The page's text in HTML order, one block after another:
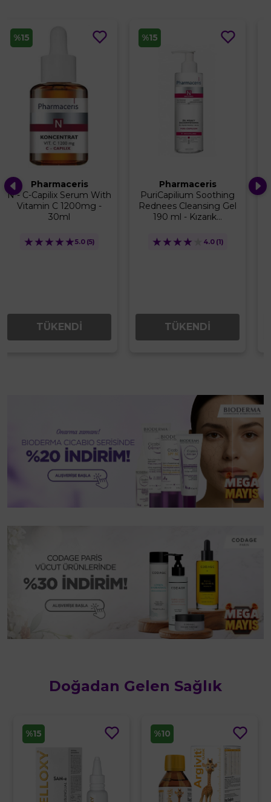
%15
Pharmaceris
PuriCapilium Soothing
Rednees Cleansing Gel
190 ml - Kızarık...
★
★
★
★
★ 4.0
TÜKENDİ
%10
Dermoskin
Facial Cleansing Foam
200ml
★
★
★
★
TÜKENDİ
Doğadan Gelen Sağlık
%10 %7